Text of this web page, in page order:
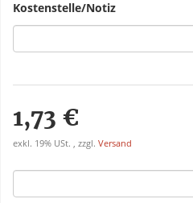
Kostenstelle/Notiz
1,73 €
exkl. 19% USt. , zzgl. Versand